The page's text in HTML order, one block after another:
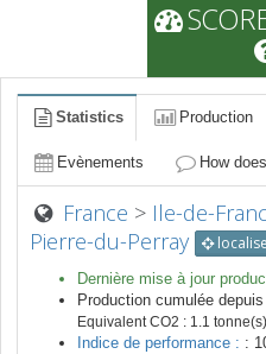
Statistics Production
Evènements How
France > Ile-de-
Pierre-du-Perray
Dernière mise à jour
Production cumulée
Equivalent CO2 : 1.1 tonne(s)
Indice de performance : :